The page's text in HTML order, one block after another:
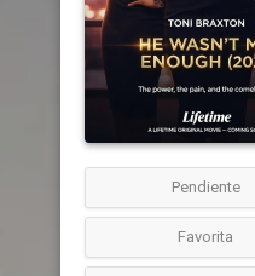
Pendiente
Favorita